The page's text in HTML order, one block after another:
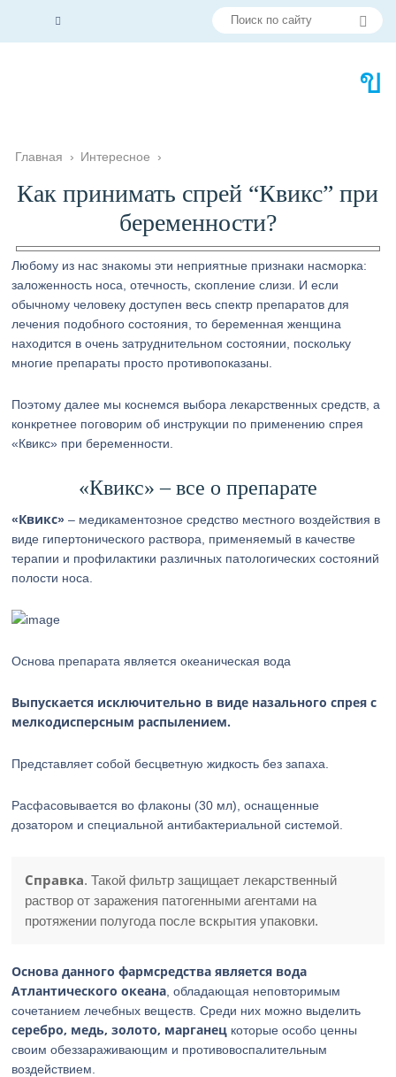
Главная › Интересное ›
Как принимать спрей “Квикс” при
беременности?
Любому из нас знакомы эти неприятные признаки насморка:
заложенность носа, отечность, скопление слизи. И если
обычному человеку доступен весь спектр препаратов для
лечения подобного состояния, то беременная женщина
находится в очень затруднительном состоянии, поскольку
многие препараты просто противопоказаны.
Поэтому далее мы коснемся выбора лекарственных средств, а
конкретнее поговорим об инструкции по применению спрея
«Квикс» при беременности.
«Квикс» – все о препарате
«Квикс» – медикаментозное средство местного воздействия в
виде гипертонического раствора, применяемый в качестве
терапии и профилактики различных патологических состояний
полости носа.
Основа препарата является океаническая вода
Выпускается исключительно в виде назального спрея с
мелкодисперсным распылением.
Представляет собой бесцветную жидкость без запаха.
Расфасовывается во флаконы (30 мл), оснащенные
дозатором и специальной антибактериальной системой.
Справка. Такой фильтр защищает лекарственный
раствор от заражения патогенными агентами на
протяжении полугода после вскрытия упаковки.
Основа данного фармсредства является вода
Атлантического океана , обладающая неповторимым
сочетанием лечебных веществ. Среди них можно выделить
серебро, медь, золото, марганец которые особо ценны
своим обеззараживающим и противовоспалительным
воздействием.